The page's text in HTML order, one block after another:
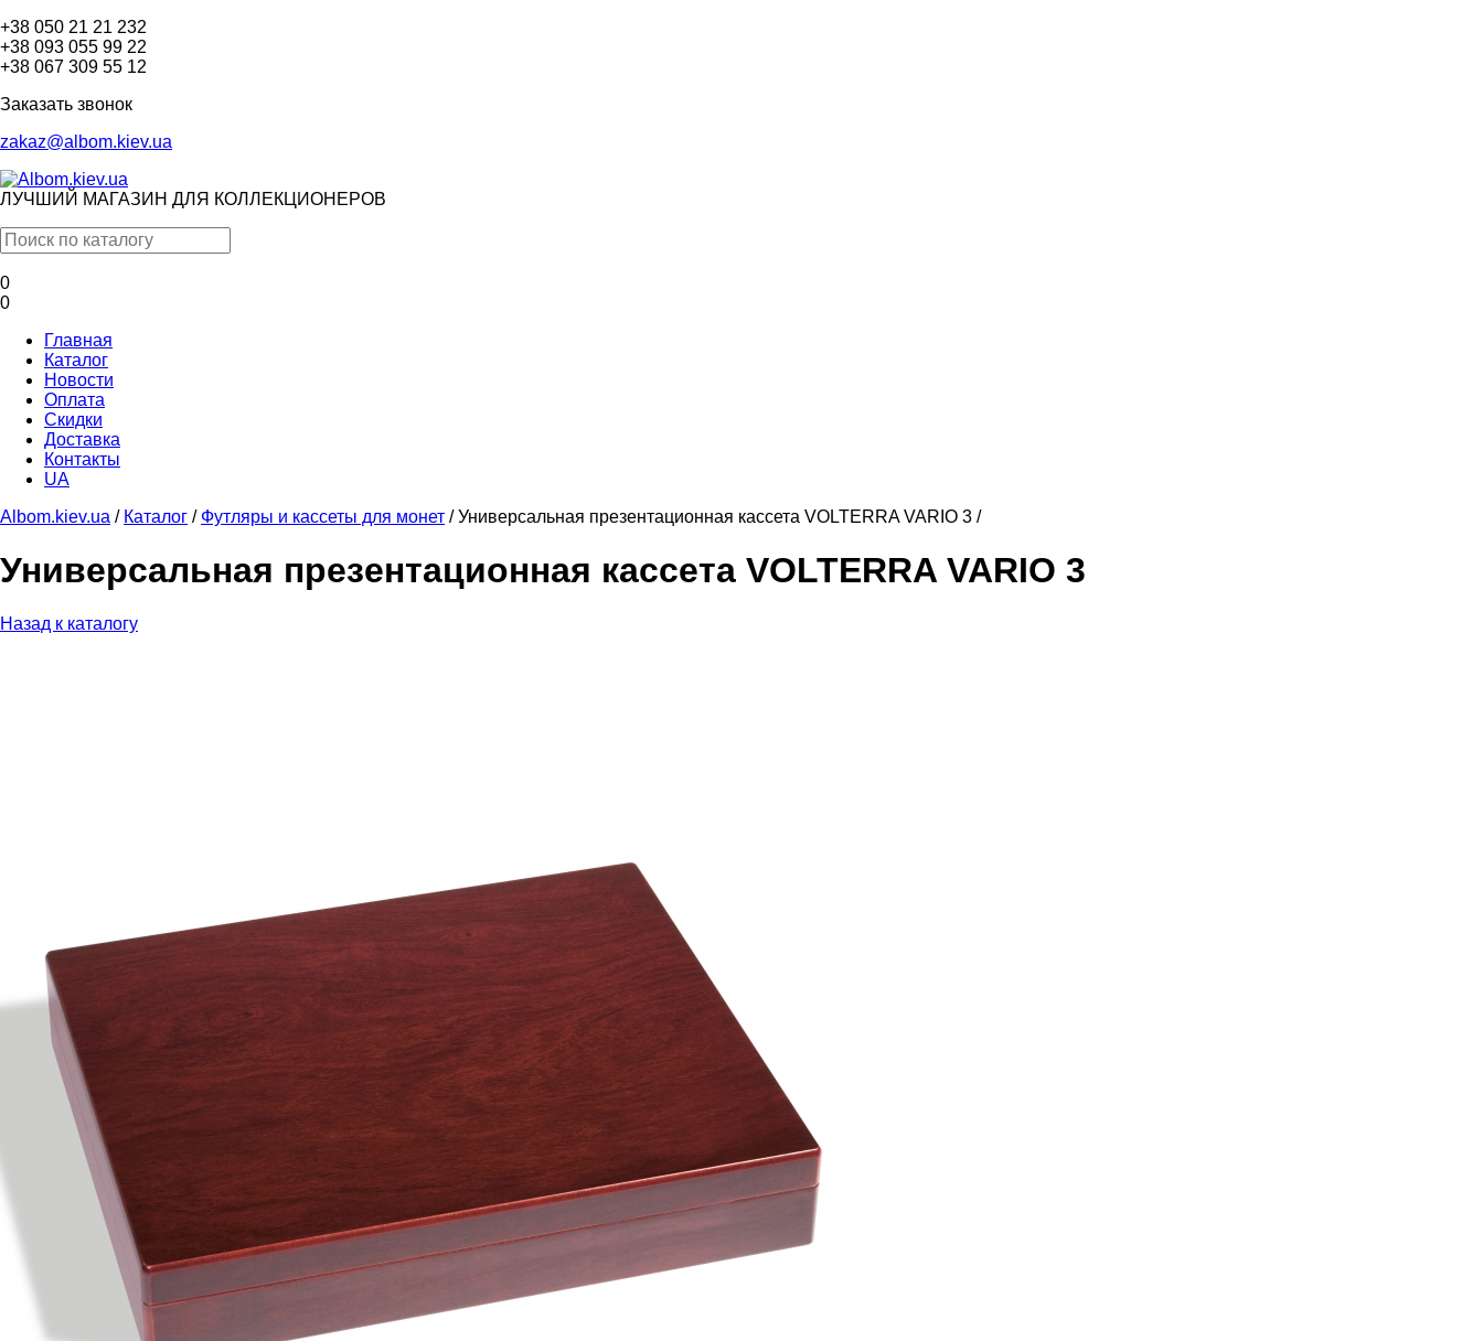
+38 050 21 21 232
+38 093 055 99 22
+38 067 309 55 12
Заказать звонок
zakaz@albom.kiev.ua
ЛУЧШИЙ МАГАЗИН ДЛЯ КОЛЛЕКЦИОНЕРОВ
0
0
Главная
Каталог
Новости
Оплата
Скидки
Доставка
Контакты
UA
Albom.kiev.ua / Каталог / Футляры и кассеты для монет /Универсальная презентационная кассета VOLTERRA VARIO 3 /
Универсальная презентационная кассета VOLTERRA VARIO 3
Назад к каталогу